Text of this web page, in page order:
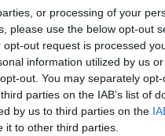
or processing of your
please use the below opt-out
out request is processed
information utilized by us
out. You may separately
parties on the IAB’s list of
by us to third parties on the
it to other third parties.
να έχετε
τον αριθμό